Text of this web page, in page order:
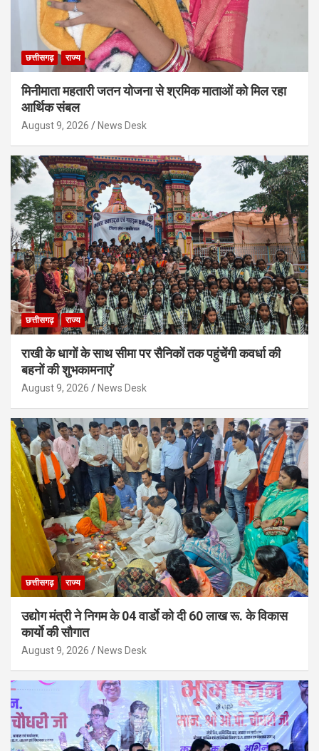
छत्तीसगढ़ राज्य
मिनीमाता महतारी जतन योजना से श्रमिक माताओं को मिल रहा
आर्थिक संबल
August 9, 2026 News Desk
छत्तीसगढ़ राज्य
राखी के धागों के साथ सीमा पर सैनिकों तक पहुंचेंगी कवर्धा की
बहनों की शुभकामनाएं’
August 9, 2026 News Desk
छत्तीसगढ़ राज्य
उद्योग मंत्री ने निगम के 04 वार्डाे को दी 60 लाख रू. के विकास
कार्याे की सौगात
August 9, 2026 News Desk